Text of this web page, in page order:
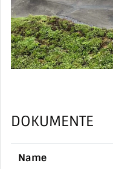
DOKUMENTE
Name